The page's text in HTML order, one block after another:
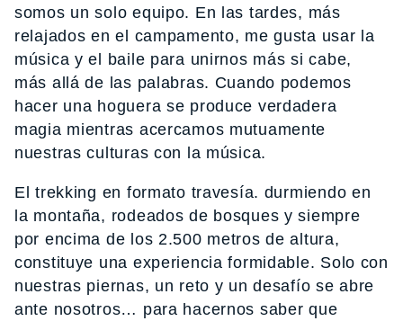
somos un solo equipo. En las tardes, más
relajados en el campamento, me gusta usar la
música y el baile para unirnos más si cabe,
más allá de las palabras. Cuando podemos
hacer una hoguera se produce verdadera
magia mientras acercamos mutuamente
nuestras culturas con la música.
El trekking en formato travesía. durmiendo en
la montaña, rodeados de bosques y siempre
por encima de los 2.500 metros de altura,
constituye una experiencia formidable. Solo con
nuestras piernas, un reto y un desafío se abre
ante nosotros… para hacernos saber que